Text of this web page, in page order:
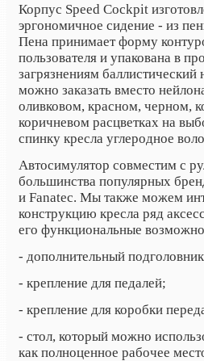
Корпус Speed​​ Cockpit
эргономичное сидение - из
Пена принимает форму
пользователя и упакована в
загрязнениям
можно заказать вместо
оливковом, красном, черном,
коричневом расцветках на
спинку кресла углеродное
Автосимулятор совместим с
большинства популярных
и Fanatec. Мы также можем
конструкцию кресла ряд
его функциональные
- дополнительный
- крепление для педалей;
- крепление для коробки
- стол, который можно
как полноценное рабочее